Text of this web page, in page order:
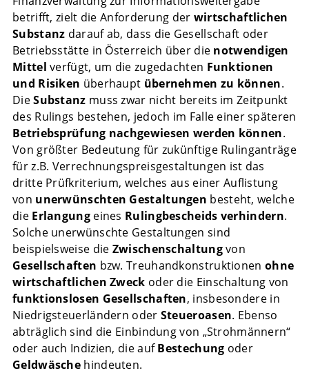
betrifft, zielt die Anforderung der wirtschaftlichen
Substanz darauf ab, dass die Gesellschaft oder
Betriebsstätte in Österreich über die notwendigen
Mittel verfügt, um die zugedachten Funktionen
und Risiken überhaupt übernehmen zu können.
DieSubstanz muss zwar nicht bereits im Zeitpunkt
des Rulings bestehen, jedoch im Falle einer späteren
Betriebsprüfung nachgewiesen werden können.
Von größter Bedeutung für zukünftige Rulinganträge
für z.B. Verrechnungspreisgestaltungen ist das
dritte Prüfkriterium, welches aus einer Auflistung
von unerwünschten Gestaltungen besteht, welche
die Erlangungeines Rulingbescheids verhindern.
Solche unerwünschte Gestaltungen sind
beispielsweise die Zwischenschaltungvon
Gesellschaften bzw. Treuhandkonstruktionen ohne
wirtschaftlichen Zweck oder die Einschaltung von
funktionslosen Gesellschaften, insbesondere in
Niedrigsteuerländern oder Steueroasen. Ebenso
abträglich sind die Einbindung von „Strohmännern“
oder auch Indizien, die aufBestechung oder
Geldwäsche hindeuten.